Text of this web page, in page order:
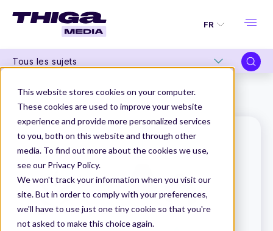
This website stores cookies on your computer.
These cookies are used to improve your website
experience and provide more personalized services
to you, both on this website and through other
media. To find out more about the cookies we use,
see our Privacy Policy.
We won't track your information when you visit our
site. But in order to comply with your preferences,
we'll have to use just one tiny cookie so that you're
not asked to make this choice again.
FR
Tous les sujets
Thiga Media
Le Dico du Produit